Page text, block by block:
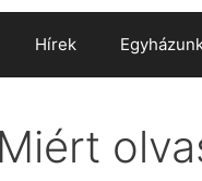
Hírek